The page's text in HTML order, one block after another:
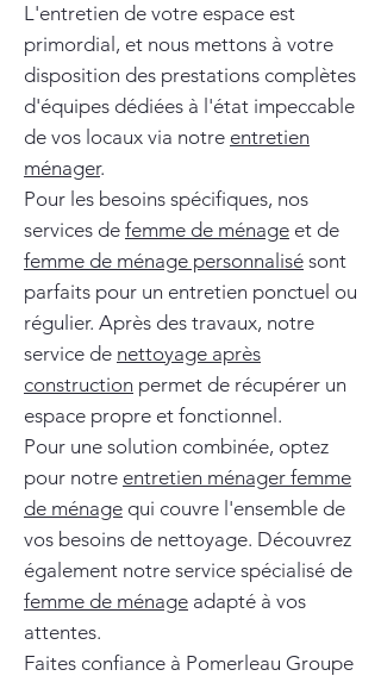
L'entretien de votre espace est
primordial, et nous mettons à votre
disposition des prestations complètes
d'équipes dédiées à l'état impeccable
de vos locaux via notre entretien
ménager.
Pour les besoins spécifiques, nos
services de femme de ménage et de
femme de ménage personnalisé sont
parfaits pour un entretien ponctuel ou
régulier. Après des travaux, notre
service de nettoyage après
construction permet de récupérer un
espace propre et fonctionnel.
Pour une solution combinée, optez
pour notre entretien ménager femme
de ménage qui couvre l'ensemble de
vos besoins de nettoyage. Découvrez
également notre service spécialisé de
femme de ménage adapté à vos
attentes.
Faites confiance à Pomerleau Groupe